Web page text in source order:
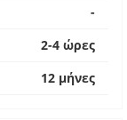
-
2-4 ώρες
12 μήνες